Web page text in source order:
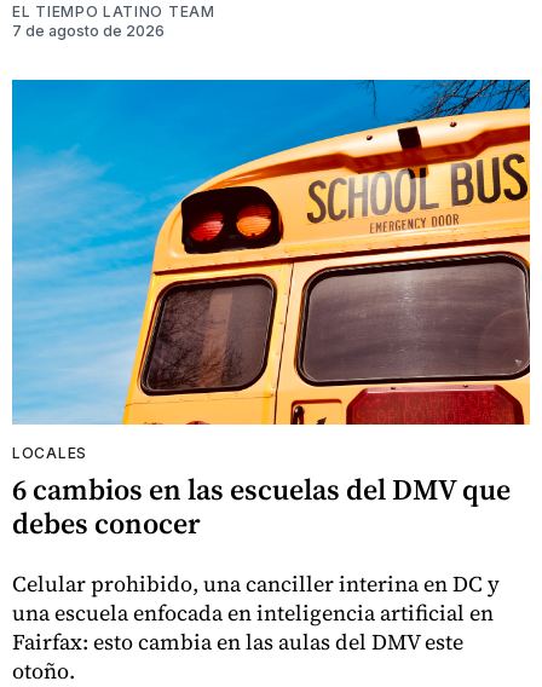
EL TIEMPO LATINO TEAM
7 de agosto de 2026
LOCALES
6 cambios en las escuelas del DMV que
debes conocer
Celular prohibido, una canciller interina en DC y
una escuela enfocada en inteligencia artificial en
Fairfax: esto cambia en las aulas del DMV este
otoño.